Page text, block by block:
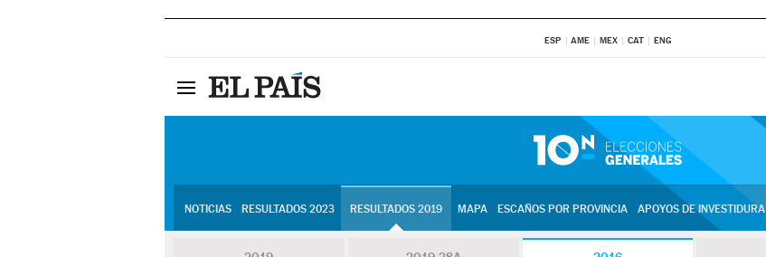
ESP AME MEX CAT ENG
NOTICIAS RESULTADOS 2023 RESULTADOS 2019 MAPA ESCAÑOS POR PROVINCIA APOYOS DE INVESTIDURA